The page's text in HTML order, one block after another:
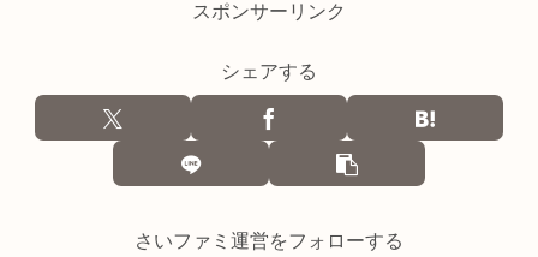
スポンサーリンク
シェアする
さいファミ運営をフォローする